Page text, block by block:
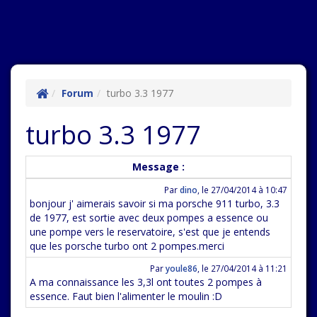
Forum turbo 3.3 1977
turbo 3.3 1977
Message :
Pardino le 27/04/2014 à 10:47
bonjour j' aimerais savoir si ma porsche 911 turbo, 3.3
de 1977, est sortie avec deux pompes a essence ou
une pompe vers le reservatoire, s'est que je entends
que les porsche turbo ont 2 pompes.merci
Paryoule86 le 27/04/2014 à 11:21
A ma connaissance les 3,3l ont toutes 2 pompes à
essence. Faut bien l'alimenter le moulin :D